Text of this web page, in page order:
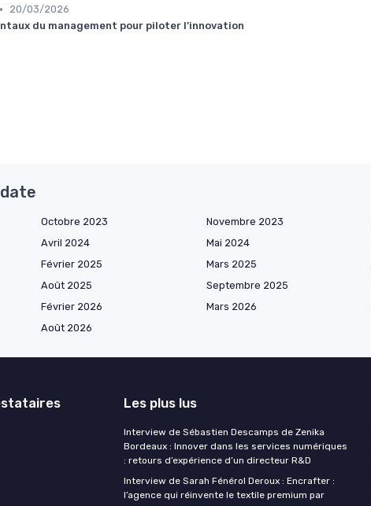
•
20/03/2026
du management pour piloter l’innovation
Octobre 2023 Novembre 2023
Avril 2024 Mai 2024
Février 2025 Mars 2025
Août 2025 Septembre 2025
Février 2026 Mars 2026
Août 2026
Les plus lus
Interview de Sébastien Descamps de Zenika
Bordeaux : Innover dans les services numériques
: retours d’expérience d’un directeur R&D
Interview de Sarah Fénérol Deroux : Encrafter :
l’agence qui réinvente le textile premium par